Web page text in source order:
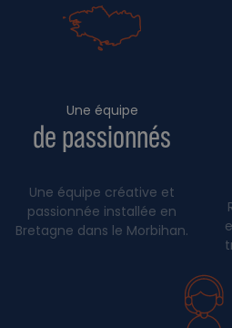
Une équipe
de passionnés
Une équipe créative et
passionnée installée en
Bretagne dans le Morbihan.